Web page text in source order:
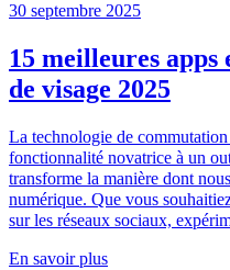
30 septembre 2025
15 meilleures apps
de visage 2025
La technologie de
fonctionnalité novatrice à un
transforme la manière dont
numérique. Que vous
sur les réseaux sociaux,
En savoir plus